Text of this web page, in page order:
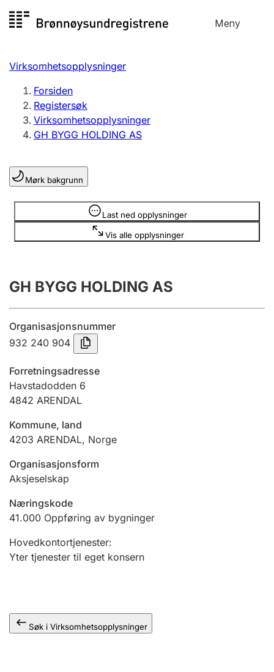
til
Meny
Registersøk
Aksjeselskap
Enkeltpersonforetak
Registrere, endre, slette
Lag og forening
Registrere, endre, slette
Årsregnskap
Innsending og forsinkelsesgebyr
Jeger
Ektepaktveileder
Offentlig sektor
Andre tema
Virksomhetsopplysninger
Forsiden
Registersøk
Virksomhetsopplysninger
GH BYGG HOLDING AS
Mørk bakgrunn
Last ned opplysninger
Vis alle opplysninger
Opplysninger er skjult
GH BYGG HOLDING AS
Organisasjonsnummer
932 240 904
Forretningsadresse
Havstadodden 6
4842 ARENDAL
Kommune, land
4203 ARENDAL, Norge
Organisasjonsform
Aksjeselskap
Næringskode
41.000 Oppføring av bygninger
Hovedkontortjenester:
Yter tjenester til eget konsern
Søk i Virksomhetsopplysninger